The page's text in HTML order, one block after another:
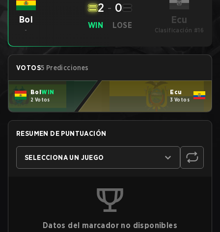
Bol
-
WIN
2 - 0
LOSE Ecu
Clasificación #16
VOTOS5 Predicciones
BolWIN
2 Votos
Ecu
3 Votos
RESUMEN DE PUNTUACIÓN
SELECCIONA UN JUEGO
Datos del marcador no disponibles